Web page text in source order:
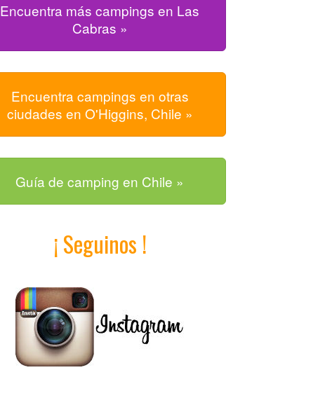
Encuentra más campings en Las
Cabras »
Encuentra campings en otras
ciudades en O'Higgins, Chile »
Guía de camping en Chile »
¡ Seguinos !